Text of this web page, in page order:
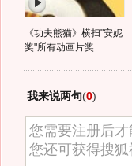
《功夫熊猫》横扫"安妮
奖"所有动画片奖
我来说两句(0)